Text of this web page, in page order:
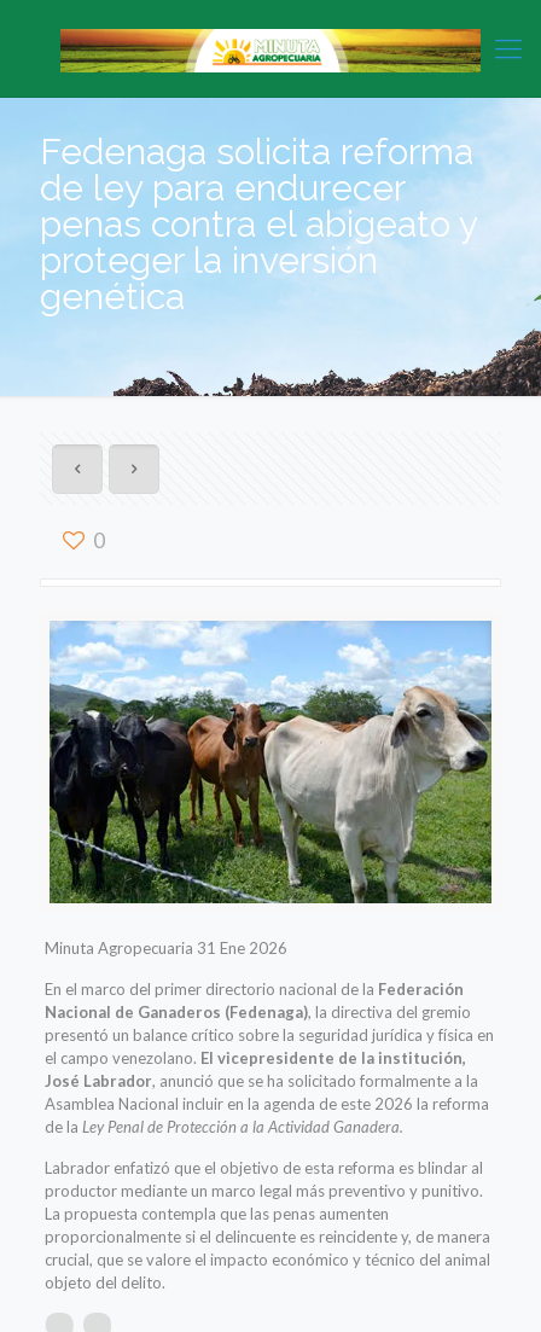
Fedenaga solicita reforma
de ley para endurecer
penas contra el abigeato y
proteger la inversión
genética
0
Minuta Agropecuaria 31 Ene 2026
En el marco del primer directorio nacional de la Federación
Nacional de Ganaderos (Fedenaga), la directiva del gremio
presentó un balance crítico sobre la seguridad jurídica y física en
el campo venezolano. El vicepresidente de la institución,
José Labrador, anunció que se ha solicitado formalmente a la
Asamblea Nacional incluir en la agenda de este 2026 la reforma
de la Ley Penal de Protección a la Actividad Ganadera.
Labrador enfatizó que el objetivo de esta reforma es blindar al
productor mediante un marco legal más preventivo y punitivo.
La propuesta contempla que las penas aumenten
proporcionalmente si el delincuente es reincidente y, de manera
crucial, que se valore el impacto económico y técnico del animal
objeto del delito.